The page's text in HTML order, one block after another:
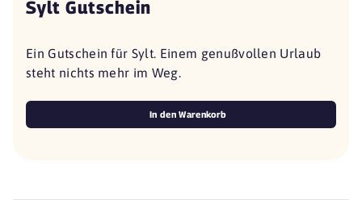
Sylt Gutschein
Ein Gutschein für Sylt. Einem genußvollen Urlaub
steht nichts mehr im Weg.
In den Warenkorb